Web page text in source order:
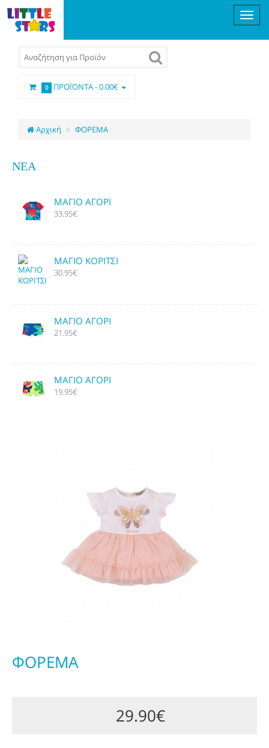
0 ΠΡΟΪΌΝΤΑ -0.00€
Αρχική ΦΟΡΕΜΑ
ΝΈΑ
ΜΑΓΙΟ ΑΓΟΡΙ
33.95€
ΜΑΓΙΟ ΚΟΡΙΤΣΙ
30.95€
ΜΑΓΙΟ ΑΓΟΡΙ
21.95€
ΜΑΓΙΟ ΑΓΟΡΙ
19.95€
ΦΟΡΕΜΑ
29.90€